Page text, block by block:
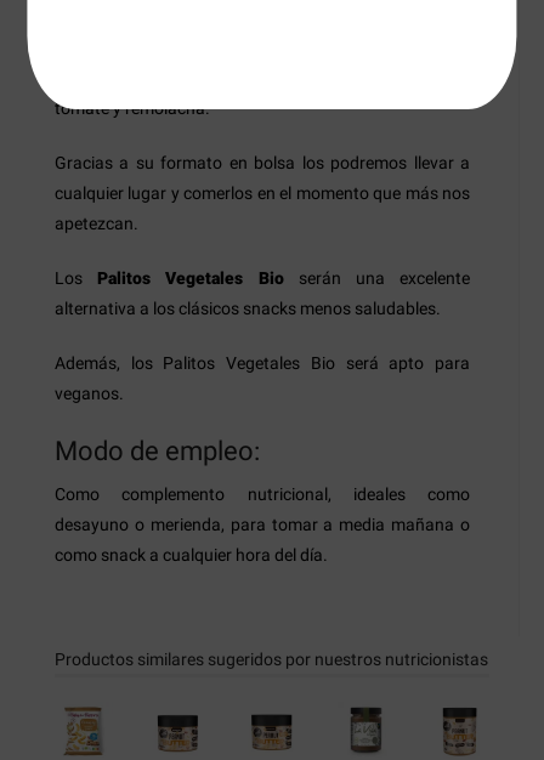
tomate y remolacha.
Gracias a su formato en bolsa los podremos llevar a
cualquier lugar y comerlos en el momento que más nos
apetezcan.
Los Palitos Vegetales Bioserán una excelente
alternativa a los clásicos snacks menos saludables.
Además, los Palitos Vegetales Bio será apto para
veganos.
Modo de empleo:
Como complemento nutricional, ideales como
desayuno o merienda, para tomar a media mañana o
como snack a cualquier hora del día.
Productos similares sugeridos por nuestros nutricionistas